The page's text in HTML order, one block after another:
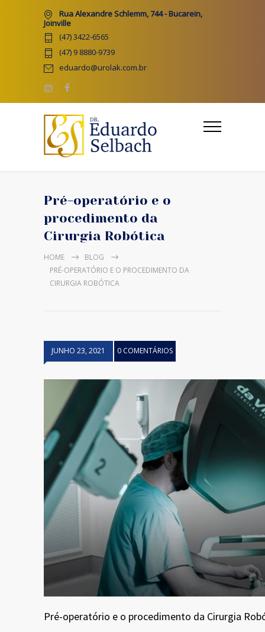
Rua Alexandre Schlemm, 744 - Bucarein,
Joinville
(47) 3422-6565
(47) 9 8880-9739
eduardo@urolak.com.br
Pré-operatório e o
procedimento da
Cirurgia Robótica
HOME
BLOG
PRÉ-OPERATÓRIO E O PROCEDIMENTO DA
CIRURGIA ROBÓTICA
JUNHO 23, 2021 0 COMENTÁRIOS
Pré-operatório e o procedimento da Cirurgia